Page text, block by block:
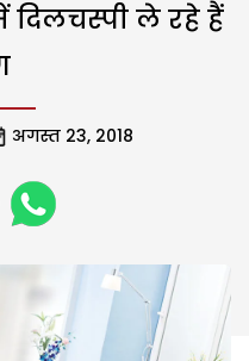
दिलचस्पी ले रहे हैं
अगस्त 23, 2018